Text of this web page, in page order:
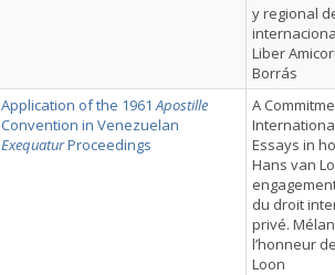
y regional
Liber
Borrás
Application of the 1961Apostille
Convention in Venezuelan
ExequaturProceedings
A
Essays in
Hans van
du droit
privé.
l’honneur
Loon